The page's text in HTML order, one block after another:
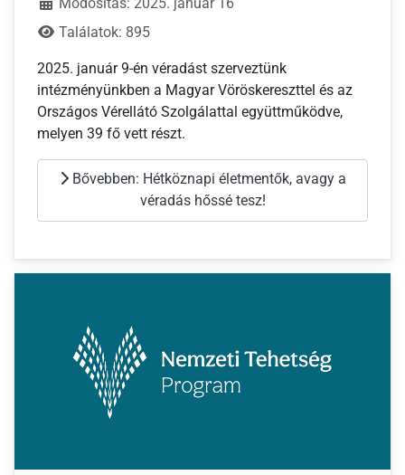
Találatok: 895
2025. január 9-én véradást szerveztünk
intézményünkben a Magyar Vöröskereszttel és az
Országos Vérellátó Szolgálattal együttműködve,
melyen 39 fő vett részt.
Bővebben: Hétköznapi életmentők, avagy a
véradás hőssé tesz!